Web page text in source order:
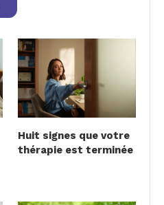
Huit signes que votre
thérapie est terminée